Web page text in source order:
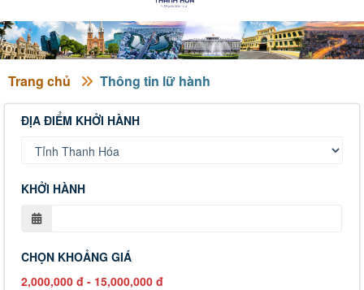
Trang chủ Thông tin lữ hành
ĐỊA ĐIỂM KHỞI HÀNH
KHỞI HÀNH
CHỌN KHOẢNG GIÁ
2,000,000 đ - 15,000,000 đ